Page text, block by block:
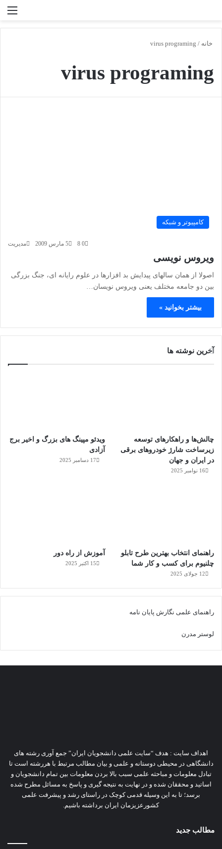
جستجو
خانه /
virus programing
virus programing
کامپیوتر و شبکه
مدیریت 5 مارس 2009 0
ویروس نویسی
اصولا از همان سالهای پیدایش بد افزارها در علوم رایانه ای، جنگ بزرگی
بین دو جامعه مختلف یعنی ویروس نویسان…
بیشتر بخوانید »
آخرین نوشته ها
ویدئو مپینگ های بزرگ و اخیر برج
آزادی
17 دسامبر 2025
چالش‌ها و راهکارهای توسعه
زیرساخت شارژ خودروهای برقی
در ایران و جهان
16 نوامبر 2025
آموزش از راه دور
15 اکتبر 2025
راهنمای انتخاب بهترین طرح تابلو
چلنیوم برای کسب و کار شما
12 جولای 2025
راهنمای علمی نگارش پایان نامه
لوستر مدرن
اهداف سایت : هدف “سایت علمی دانشجویان ایران” جمع آوری رشته های
دانشگاهی در محیطی دوستانه و علمی و بیان مطالب مرتبط با هررشته است تا
تبادل معلومات و مباحثه علمی سبب بالا بردن معلومات بین تمام دانشجویان و
اساتید و محققان شده و در نهایت به نتیجه گیری و پاسخ به مسائل مطرح شده
برسد؛ تا به این وسیله قدمی کوچک در راستای رشد و پیشرفت علمی
کشورعزیزمان ایران برداشته باشیم.
مطالب جدید